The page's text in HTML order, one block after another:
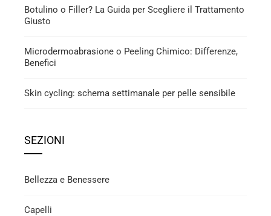
Botulino o Filler? La Guida per Scegliere il Trattamento
Giusto
Microdermoabrasione o Peeling Chimico: Differenze,
Benefici
Skin cycling: schema settimanale per pelle sensibile
SEZIONI
Bellezza e Benessere
Capelli